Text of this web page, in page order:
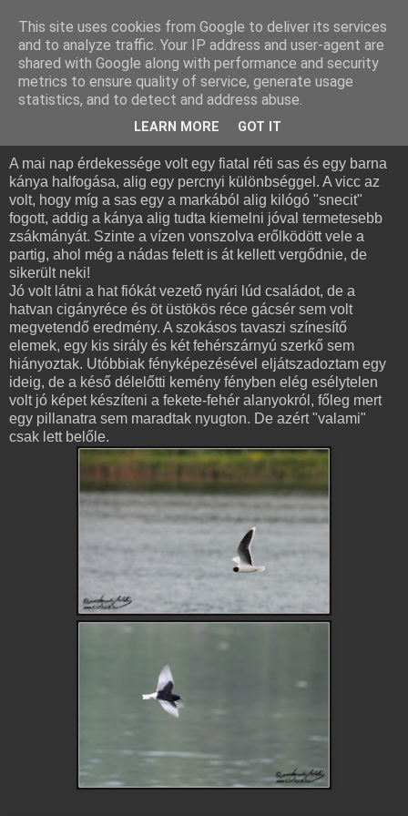
2009. április 19., vasárnap
Sumony, április
A mai nap érdekessége volt egy fiatal réti sas és egy barna
kánya halfogása, alig egy percnyi különbséggel. A vicc az
volt, hogy míg a sas egy a markából alig kilógó "snecit"
fogott, addig a kánya alig tudta kiemelni jóval termetesebb
zsákmányát. Szinte a vízen vonszolva erőlködött vele a
partig, ahol még a nádas felett is át kellett vergődnie, de
sikerült neki!
Jó volt látni a hat fiókát vezető nyári lúd családot, de a
hatvan cigányréce és öt üstökös réce gácsér sem volt
megvetendő eredmény. A szokásos tavaszi színesítő
elemek, egy kis sirály és két fehérszárnyú szerkő sem
hiányoztak. Utóbbiak fényképezésével eljátszadoztam egy
ideig, de a késő délelőtti kemény fényben elég esélytelen
volt jó képet készíteni a fekete-fehér alanyokról, főleg mert
egy pillanatra sem maradtak nyugton. De azért "valami"
csak lett belőle.
This site uses cookies from Google to deliver its services
and to analyze traffic. Your IP address and user-agent are
shared with Google along with performance and security
metrics to ensure quality of service, generate usage
statistics, and to detect and address abuse.
LEARN MORE GOT IT